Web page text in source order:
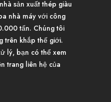
sản xuất thép giàu
nhà máy với công
tấn. Chúng tôi
trên khắp thế giới.
lý, bạn có thể xem
trang liên hệ của